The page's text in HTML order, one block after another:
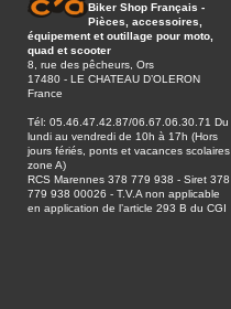
Biker Shop Français -
Pièces, accessoires,
équipement et outillage pour moto,
quad et scooter
8, rue des pêcheurs, Ors
17480 - LE CHATEAU D’OLERON
France
Tél: 05.46.47.42.87/06.67.06.30.71 Du
lundi au vendredi de 10h à 17h (Hors
jours fériés, ponts et vacances scolaires
zone A)
RCS Marennes 378 779 938 - Siret 378
779 938 00026 - T.V.A non applicable
en application de l’article 293 B du CGI